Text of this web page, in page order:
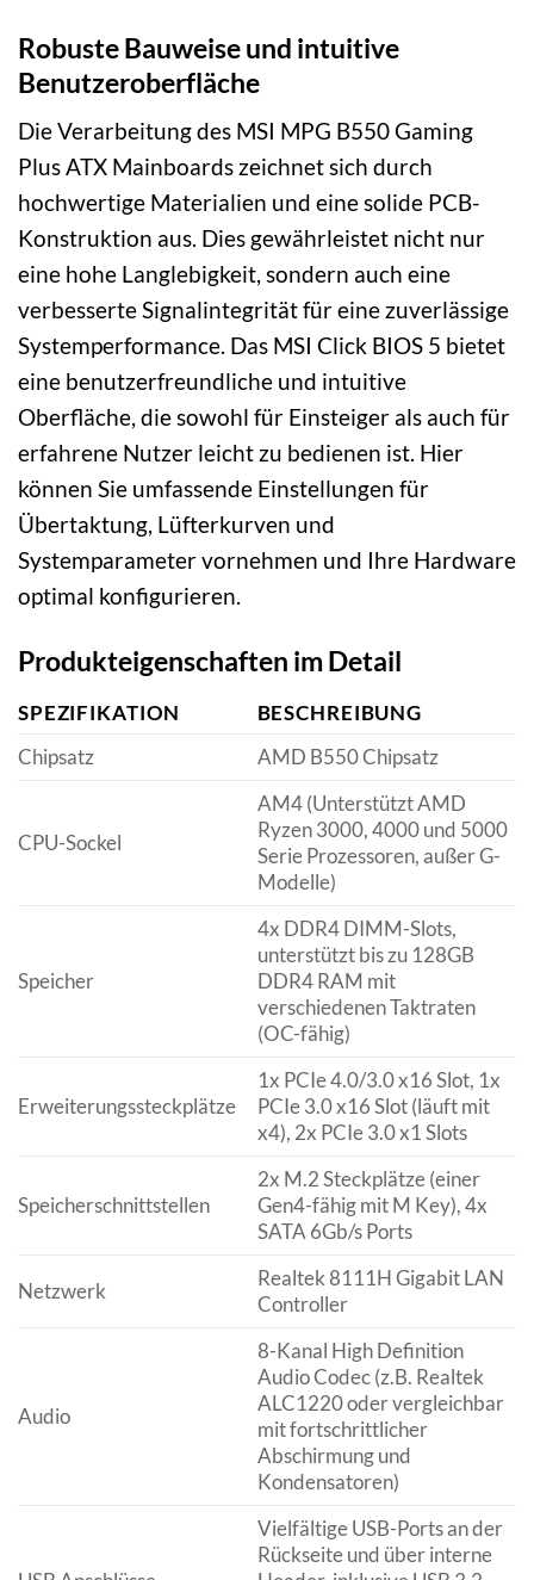
Robuste Bauweise und intuitive
Benutzeroberfläche
Die Verarbeitung des MSI MPG B550 Gaming
Plus ATX Mainboards zeichnet sich durch
hochwertige Materialien und eine solide PCB-
Konstruktion aus. Dies gewährleistet nicht nur
eine hohe Langlebigkeit, sondern auch eine
verbesserte Signalintegrität für eine zuverlässige
Systemperformance. Das MSI Click BIOS 5 bietet
eine benutzerfreundliche und intuitive
Oberfläche, die sowohl für Einsteiger als auch für
erfahrene Nutzer leicht zu bedienen ist. Hier
können Sie umfassende Einstellungen für
Übertaktung, Lüfterkurven und
Systemparameter vornehmen und Ihre Hardware
optimal konfigurieren.
Produkteigenschaften im Detail
SPEZIFIKATION
BESCHREIBUNG
Chipsatz
AMD B550 Chipsatz
CPU-Sockel
AM4 (Unterstützt AMD
Ryzen 3000, 4000 und 5000
Serie Prozessoren, außer G-
Modelle)
Speicher
4x DDR4 DIMM-Slots,
unterstützt bis zu 128GB
DDR4 RAM mit
verschiedenen Taktraten
(OC-fähig)
Erweiterungssteckplätze
1x PCIe 4.0/3.0 x16 Slot, 1x
PCIe 3.0 x16 Slot (läuft mit
x4), 2x PCIe 3.0 x1 Slots
Speicherschnittstellen
2x M.2 Steckplätze (einer
Gen4-fähig mit M Key), 4x
SATA 6Gb/s Ports
Netzwerk
Realtek 8111H Gigabit LAN
Controller
Audio
8-Kanal High Definition
Audio Codec (z.B. Realtek
ALC1220 oder vergleichbar
mit fortschrittlicher
Abschirmung und
Kondensatoren)
Vielfältige USB-Ports an der
Rückseite und über interne